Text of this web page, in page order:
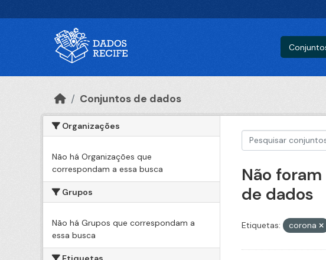
Conjuntos de dados
Organizações
Não há Organizações que
correspondam a essa busca
Grupos
Não há Grupos que correspondam a
essa busca
Não
de dados
Etiquetas: corona